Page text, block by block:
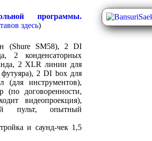
программы.
здесь)
(Shure SM58), 2 DI
2 конденсаторных
2 XLR линии для
2 DI box для
(для инструментов),
(по договоренности,
видеопроекция),
пульт, опытный
и саунд-чек 1,5